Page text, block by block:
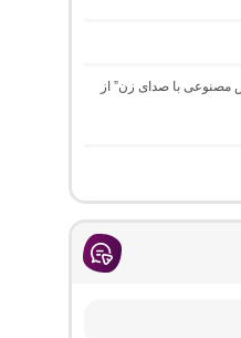
مصنوعی با صدای زن” از